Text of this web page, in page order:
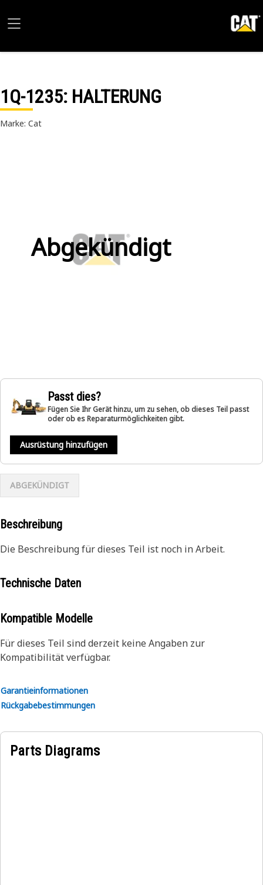
1Q-1235: HALTERUNG
Marke: Cat
Abgekündigt
Passt dies?
Fügen Sie Ihr Gerät hinzu, um zu sehen, ob dieses Teil passt
oder ob es Reparaturmöglichkeiten gibt.
Ausrüstung hinzufügen
ABGEKÜNDIGT
Beschreibung
Die Beschreibung für dieses Teil ist noch in Arbeit.
Technische Daten
Kompatible Modelle
Für dieses Teil sind derzeit keine Angaben zur
Kompatibilität verfügbar.
Garantieinformationen
Rückgabebestimmungen
Parts Diagrams